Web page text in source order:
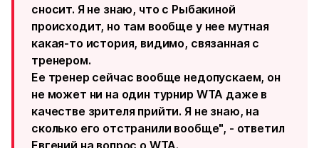
сносит. Я не знаю, что с Рыбакиной
происходит, но там вообще у нее мутная
какая-то история, видимо, связанная с
тренером.
Ее тренер сейчас вообще недопускаем, он
не может ни на один турнир WTA даже в
качестве зрителя прийти. Я не знаю, на
сколько его отстранили вообще", - ответил
Евгений на вопрос о WTA.